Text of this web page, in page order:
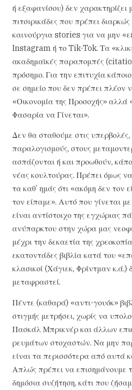
ή εξαφανίσου) δεν χαρακτηρίζει
πιτσιρικάδες που πρέπει
καινούργια stories για να μην
Instagram ή το Tik-Tok. Τα
ακαδημαϊκές παραπομπές
πρόσημο. Για την επιτυχία
σε σημείο που δεν πρέπει πλέον
«Οικονομία της Προσοχής» αλλά
Φασαρία να Γίνεται».
Δεν θα σταθούμε στις υπερβολές,
παραλογισμούς, στους
ασπάζονται ή και προωθούν,
νέας κουλτούρας. Πρέπει όμως
τα καθ’ ημάς ότι «ακόμη δεν τον
τον είπαμε». Αυτό που γίνεται
είναι αντίστοιχο της εγχώριας
ανύπαρκτου στην χώρα μας
μέχρι την δεκαετία της
εκατοντάδες βιβλία κατά του
κλασικοί (Χάγιεκ, Φρίντμαν κ.ά.)
μεταφραστεί.
Πέντε (καθαρά) «αντι-γουόκ»
στιγμής μετρήσει, χωρίς να
Πασκάλ Μπρικνέρ και άλλων
ρευμάτων στοχαστών. Να μην
είναι τα περισσότερα από αυτά
Απλώς πρέπει να επισημάνουμε
δημόσια συζήτηση, κάτι που